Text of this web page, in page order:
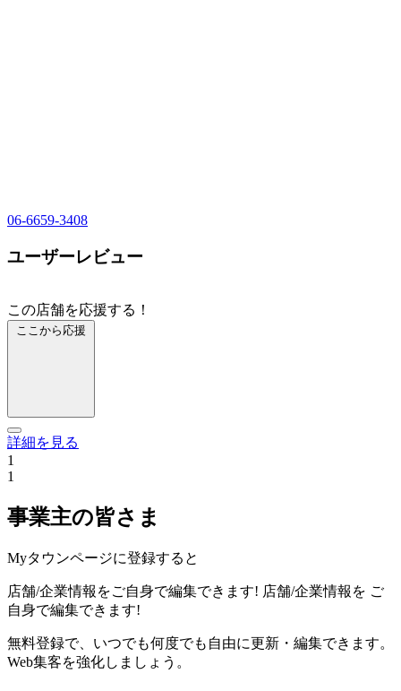
06-6659-3408
ユーザーレビュー
この店舗を応援する！
ここから応援
詳細を見る
1
1
事業主の皆さま
Myタウンページに登録すると
店舗/企業情報をご自身で編集できます! 店舗/企業情報を ご
自身で編集できます!
無料登録で、いつでも何度でも自由に更新・編集できます。
Web集客を強化しましょう。